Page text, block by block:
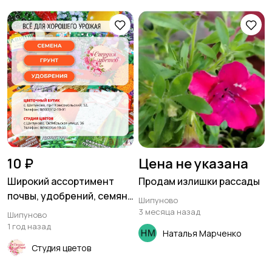
10 ₽
Широкий ассортимент
почвы, удобрений, семян
и средств защиты
растений
Шипуново
1 год назад
Студия цветов
Цена не указана
Продам излишки рассады
Шипуново
3 месяца назад
Наталья Марченко